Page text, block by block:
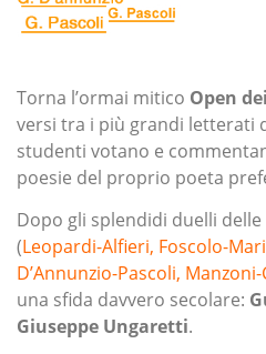
Torna l’ormai mitico Open
versi tra i più grandi letterati
studenti votano e
poesie del proprio poeta
Dopo gli splendidi duelli
(Leopardi-Alfieri, Foscolo-
D’Annunzio-Pascoli,
una sfida davvero secolare:
Giuseppe Ungaretti.